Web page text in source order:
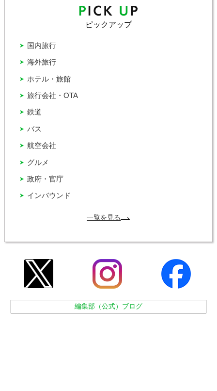
ピックアップ
インバウンド
グルメ
バス
ホテル・旅館
国内旅行
政府・官庁
旅行会社・OTA
海外旅行
航空会社
鉄道
一覧を見る
編集部（公式）ブログ